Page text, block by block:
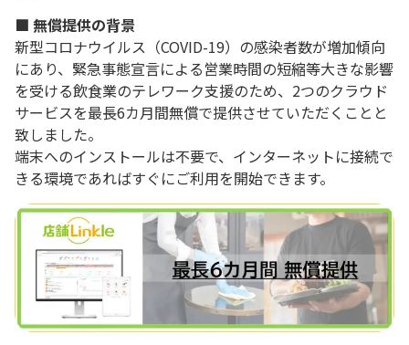
■ 無償提供の背景
新型コロナウイルス（COVID-19）の感染者数が増加傾向
にあり、緊急事態宣言による営業時間の短縮等大きな影響
を受ける飲食業のテレワーク支援のため、2つのクラウド
サービスを最長6カ月間無償で提供させていただくことと
致しました。
端末へのインストールは不要で、インターネットに接続で
きる環境であればすぐにご利用を開始できます。